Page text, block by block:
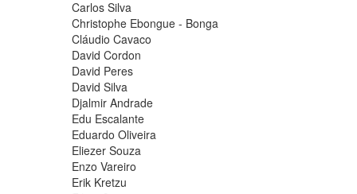
Carlos Silva
Christophe Ebongue - Bonga
Cláudio Cavaco
David Cordon
David Peres
David Silva
Djalmir Andrade
Edu Escalante
Eduardo Oliveira
Eliezer Souza
Enzo Vareiro
Erik Kretzu